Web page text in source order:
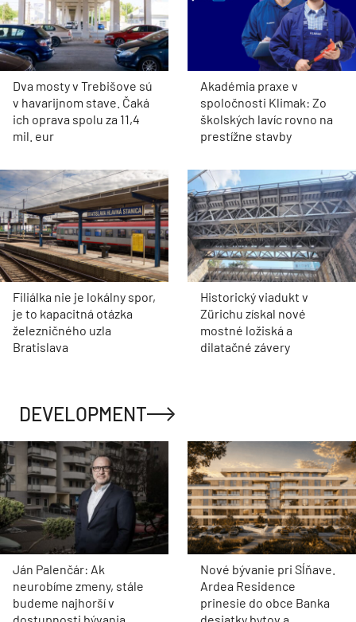
Dva mosty v Trebišove sú
v havarijnom stave. Čaká
ich oprava spolu za 11,4
mil. eur
Akadémia praxe v
spoločnosti Klimak: Zo
školských lavíc rovno na
prestížne stavby
Filiálka nie je lokálny spor,
je to kapacitná otázka
železničného uzla
Bratislava
Historický viadukt v
Zürichu získal nové
mostné ložiská a
dilatačné závery
DEVELOPMENT
Ján Palenčár: Ak
neurobíme zmeny, stále
budeme najhorší v
Nové bývanie pri Sĺňave.
Ardea Residence
prinesie do obce Banka